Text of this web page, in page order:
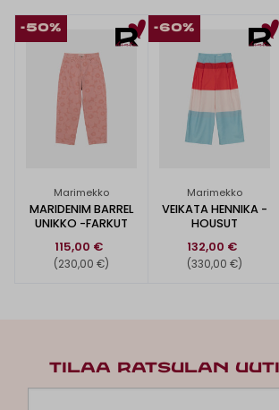
-50%
Marimekko
MARIDENIM BARREL
UNIKKO -FARKUT
115,00 €
(230,00 €)
-60%
Marimekko
VEIKATA HENNIKA -
HOUSUT
132,00 €
(330,00 €)
TILAA RATSULAN